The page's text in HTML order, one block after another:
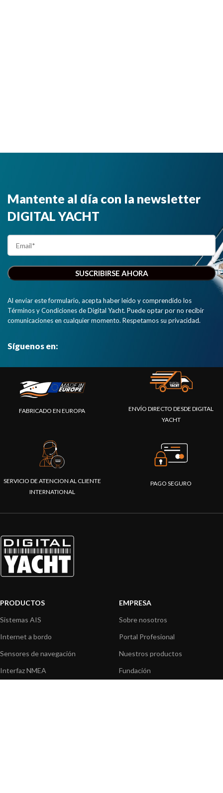
Mantente al día con la newsletter
DIGITAL YACHT
Al enviar este formulario, acepta haber leído y comprendido los
Términos y Condiciones de Digital Yacht. Puede optar por no recibir
comunicaciones en cualquier momento. Respetamos su privacidad.
Síguenos en:
FABRICADO EN EUROPA
ENVÍO DIRECTO DESDE DIGITAL
YACHT
SERVICIO DE ATENCION AL CLIENTE
INTERNATIONAL
PAGO SEGURO
PRODUCTOS
Sistemas AIS
Internet a bordo
Sensores de navegación
Interfaz NMEA
EMPRESA
Sobre nosotros
Portal Profesional
Nuestros productos
Fundación